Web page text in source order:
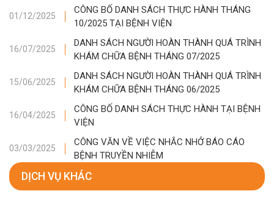
01/12/2025
CÔNG BỐ DANH SÁCH THỰC HÀNH THÁNG
10/2025 TẠI BỆNH VIỆN
16/07/2025
DANH SÁCH NGƯỜI HOÀN THÀNH QUÁ TRÌNH
KHÁM CHỮA BỆNH THÁNG 07/2025
15/06/2025
DANH SÁCH NGƯỜI HOÀN THÀNH QUÁ TRÌNH
KHÁM CHỮA BỆNH THÁNG 06/2025
16/04/2025
CÔNG BỐ DANH SÁCH THỰC HÀNH TẠI BỆNH
VIỆN
03/03/2025
CÔNG VĂN VỀ VIỆC NHẮC NHỞ BÁO CÁO
BỆNH TRUYỀN NHIỄM
DỊCH VỤ KHÁC